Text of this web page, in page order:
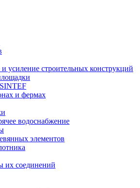
усиление строительных конструкций
и фермах
водоснабжение
элементов
их соединений